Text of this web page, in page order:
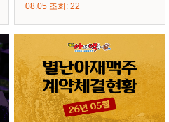
08.05 조회: 22